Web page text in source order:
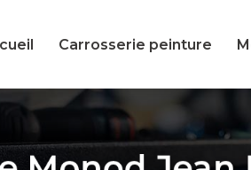
Carrosserie peinture